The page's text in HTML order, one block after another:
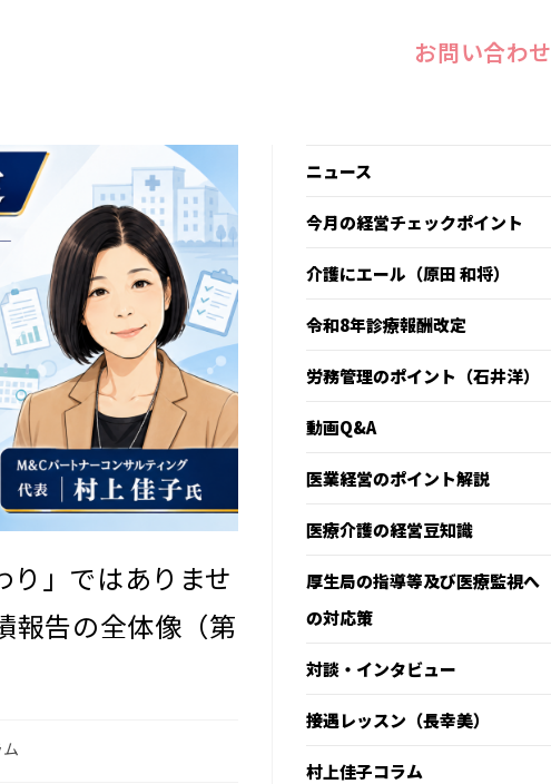
お問い合わせ
り」ではありませ
報告の全体像（第
ニュース
今月の経営チェックポイント
介護にエール（原田 和将）
令和8年診療報酬改定
労務管理のポイント（石井洋）
動画Q&A
医業経営のポイント解説
医療介護の経営豆知識
厚生局の指導等及び医療監視へ
の対応策
対談・インタビュー
接遇レッスン（長幸美）
村上佳子コラム